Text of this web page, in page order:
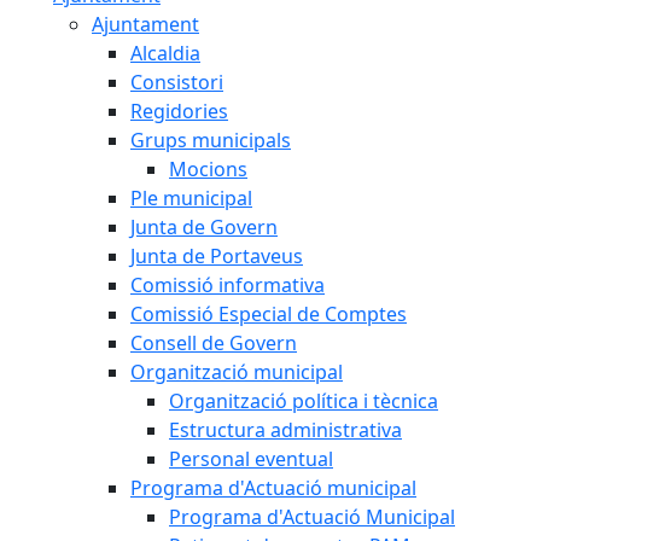
Ajuntament
Alcaldia
Consistori
Regidories
Grups municipals
Mocions
Ple municipal
Junta de Govern
Junta de Portaveus
Comissió informativa
Comissió Especial de Comptes
Consell de Govern
Organització municipal
Organització política i tècnica
Estructura administrativa
Personal eventual
Programa d'Actuació municipal
Programa d'Actuació Municipal